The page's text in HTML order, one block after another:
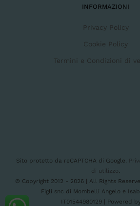
INFORMAZIONI
Privacy Policy
Cookie Policy
Termini e Condizioni di
Sito protetto da reCAPTCHA di Google.
di utilizzo.
© Copyright 2012 - 2026 | All Rights
Figli snc di Mombelli Angelo e
IT01544980129 | Powered